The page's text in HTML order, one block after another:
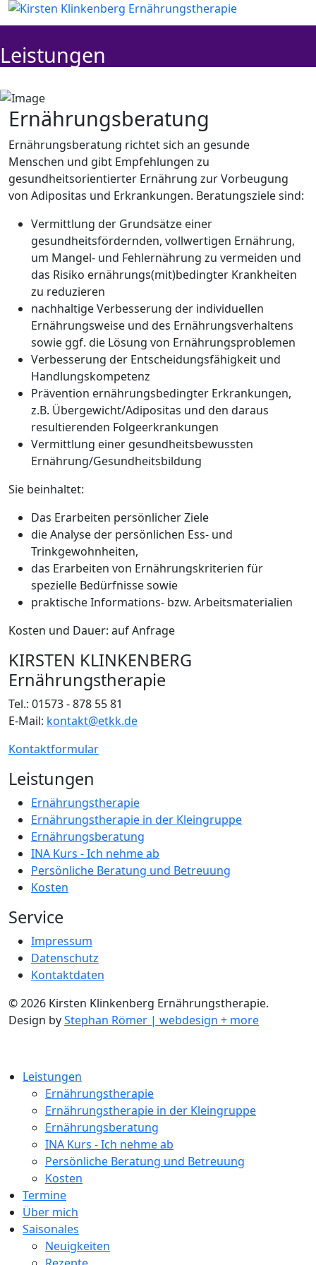
Leistungen
Ernährungsberatung
Ernährungsberatung richtet sich an gesunde
Menschen und gibt Empfehlungen zu
gesundheitsorientierter Ernährung zur Vorbeugung
von Adipositas und Erkrankungen. Beratungsziele sind:
Vermittlung der Grundsätze einer
gesundheitsfördernden, vollwertigen Ernährung,
um Mangel- und Fehlernährung zu vermeiden und
das Risiko ernährungs(mit)bedingter Krankheiten
zu reduzieren
nachhaltige Verbesserung der individuellen
Ernährungsweise und des Ernährungsverhaltens
sowie ggf. die Lösung von Ernährungsproblemen
Verbesserung der Entscheidungsfähigkeit und
Handlungskompetenz
Prävention ernährungsbedingter Erkrankungen,
z.B. Übergewicht/Adipositas und den daraus
resultierenden Folgeerkrankungen
Vermittlung einer gesundheitsbewussten
Ernährung/Gesundheitsbildung
Sie beinhaltet:
Das Erarbeiten persönlicher Ziele
die Analyse der persönlichen Ess- und
Trinkgewohnheiten,
das Erarbeiten von Ernährungskriterien für
spezielle Bedürfnisse sowie
praktische Informations- bzw. Arbeitsmaterialien
Kosten und Dauer: auf Anfrage
KIRSTEN KLINKENBERG
Ernährungstherapie
Tel.: 01573 - 878 55 81
E-Mail: kontakt@etkk.de
Kontaktformular
Leistungen
Ernährungstherapie
Ernährungstherapie in der Kleingruppe
Ernährungsberatung
INA Kurs - Ich nehme ab
Persönliche Beratung und Betreuung
Kosten
Service
Impressum
Datenschutz
Kontaktdaten
© 2026 Kirsten Klinkenberg Ernährungstherapie.
Design byStephan Römer | webdesign + more
Leistungen
Ernährungstherapie
Ernährungstherapie in der Kleingruppe
Ernährungsberatung
INA Kurs - Ich nehme ab
Persönliche Beratung und Betreuung
Kosten
Termine
Über mich
Saisonales
Neuigkeiten